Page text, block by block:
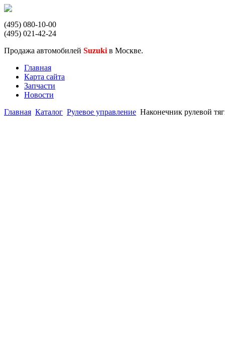
(495) 080-10-00
(495) 021-42-24
Продажа автомобилей Suzuki в Москве.
Главная
Карта сайта
Запчасти
Новости
Главная Каталог Рулевое управление Наконечник рулевой